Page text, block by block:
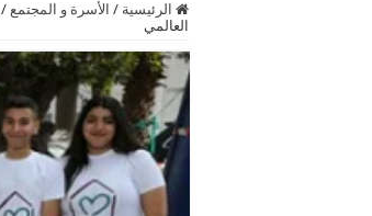
الرئيسية / الأسرة و المجتمع /
العالمي